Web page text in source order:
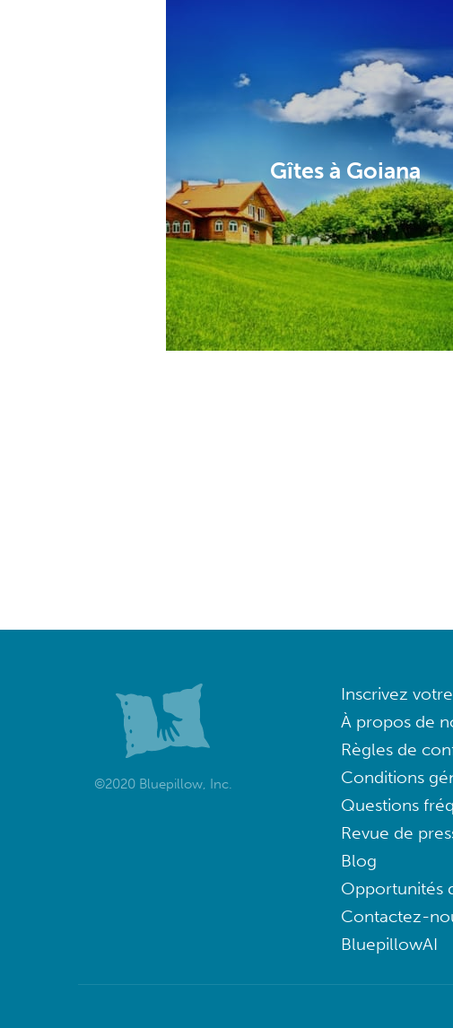
Gîtes à Goiana
©2020 Bluepillow, Inc.
Inscrivez
À propos de
Règles de
Conditions
Questions
Revue de
Blog
Opportunités
Contactez-
BluepillowAI